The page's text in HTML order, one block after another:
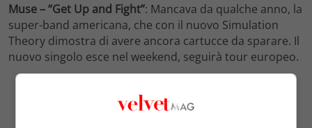
Muse – “Get Up and Fight”: Mancava da qualche anno, la
super-band americana, che con il nuovo Simulation
Theory dimostra di avere ancora cartucce da sparare. Il
nuovo singolo esce nel weekend, seguirà tour europeo.